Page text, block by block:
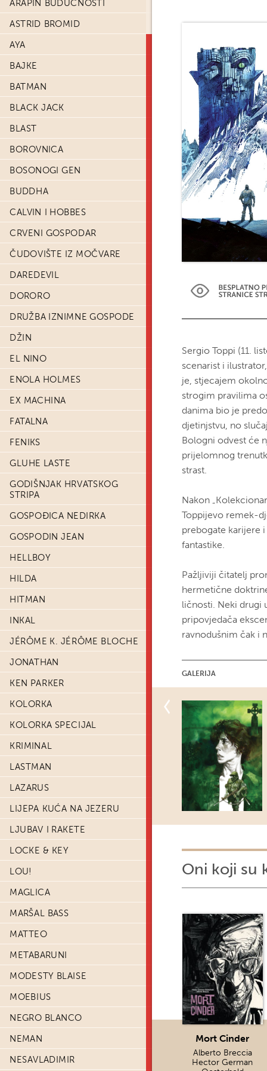
ARAPIN BUDUĆNOSTI
ASTRID BROMID
AYA
BAJKE
BATMAN
BLACK JACK
BLAST
BOROVNICA
BOSONOGI GEN
BUDDHA
CALVIN I HOBBES
CRVENI GOSPODAR
ČUDOVIŠTE IZ MOČVARE
DAREDEVIL
DORORO
DRUŽBA IZNIMNE GOSPODE
DŽIN
EL NINO
ENOLA HOLMES
EX MACHINA
FATALNA
FENIKS
GLUHE LASTE
GODIŠNJAK HRVATSKOG
STRIPA
GOSPOĐICA NEDIRKA
GOSPODIN JEAN
HELLBOY
HILDA
HITMAN
INKAL
JÉRÔME K. JÉRÔME BLOCHE
JONATHAN
KEN PARKER
KOLORKA
KOLORKA SPECIJAL
KRIMINAL
LASTMAN
LAZARUS
LIJEPA KUĆA NA JEZERU
LJUBAV I RAKETE
LOCKE & KEY
LOU!
MAGLICA
MARŠAL BASS
MATTEO
METABARUNI
MODESTY BLAISE
MOEBIUS
NEGRO BLANCO
NEMAN
NESAVLADIMIR
Sergio Toppi (11.
scenarist i
je, stjecajem
strogim pravilima
danima bio je
djetinjstvu, no
Bologni odvest će
prijelomnog
strast.
Nakon
Toppijevo remek-
prebogate karijere
fantastike.
Pažljiviji čitatelj
hermetične
ličnosti. Neki drugi
pripovjedača
ravnodušnim čak i
GALERIJA
Oni koji su
Mort Cinder
Alberto Breccia
Hector German